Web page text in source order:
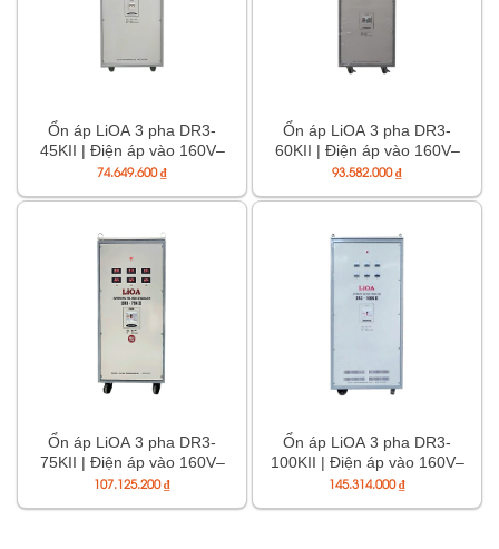
Ổn áp LiOA 3 pha DR3-
45KII | Điện áp vào 160V–
430V, ra 380/200V
74.649.600₫
Ổn áp LiOA 3 pha DR3-
60KII | Điện áp vào 160V–
430V, ra 380/200V
93.582.000₫
Ổn áp LiOA 3 pha DR3-
75KII | Điện áp vào 160V–
430V, ra 380/200V
107.125.200₫
Ổn áp LiOA 3 pha DR3-
100KII | Điện áp vào 160V–
430V, ra 380/200V
145.314.000₫